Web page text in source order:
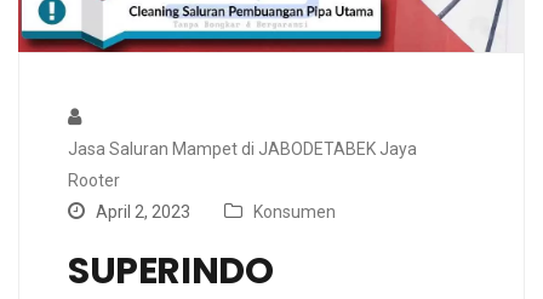
Jasa Saluran Mampet di JABODETABEK Jaya
Rooter
April 2, 2023
Konsumen
SUPERINDO